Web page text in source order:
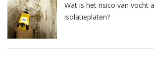
Wat is het risico van vocht
isolatieplaten?